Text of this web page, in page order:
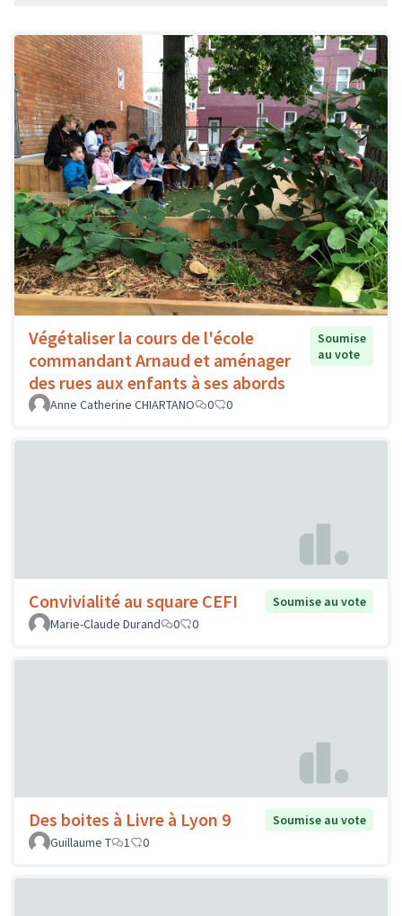
Végétaliser la cours de l'école
commandant Arnaud et aménager
des rues aux enfants à ses abords
Soumise
au vote
Anne Catherine CHIARTANO 0 0
Convivialité au square CEFI
Soumise au vote
Marie-Claude Durand
0 0
Des boites à Livre à Lyon 9
Soumise au vote
Guillaume T
1 0